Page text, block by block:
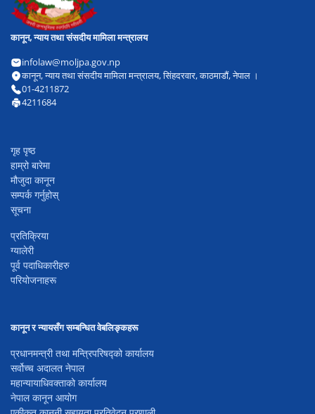
कानून, न्याय तथा संसदीय मामिला मन्त्रालय
infolaw@moljpa.gov.np
कानून, न्याय तथा संसदीय मामिला मन्त्रालय, सिंहदरवार, काठमाडौं, नेपाल ।
01-4211872
4211684
गृह पृष्ठ
हाम्रो बारेमा
मौजुदा कानून
सम्पर्क गर्नुहोस्
सूचना
प्रतिक्रिया
ग्यालेरी
पूर्व पदाधिकारीहरु
परियोजनाहरू
कानून र न्यायसँग सम्बन्धित वेबलिङ्कहरू
प्रधानमन्त्री तथा मन्त्रिपरिषद्को कार्यालय
सर्वोच्च अदालत नेपाल
महान्यायाधिवक्ताको कार्यालय
नेपाल कानून आयोग